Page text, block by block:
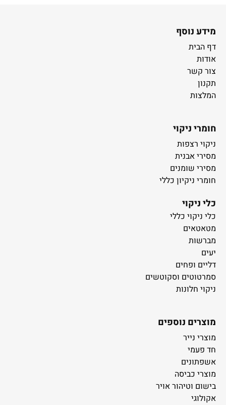
מידע נוסף
דף הבית
אודות
צור קשר
תקנון
המלצות
חומרי ניקוי
ניקוי רצפות
מסירי אבנית
מסירי שומנים
חומרי ניקיון כללי
כלי ניקוי
כלי ניקוי כללי
מטאטאים
מברשות
יעים
דליים ופחים
סמרטוטים וסקוטשים
ניקוי חלונות
מוצרים נוספים
מוצרי נייר
חד פעמי
אשפתונים
מוצרי כביסה
בישום וטיהור אויר
אקולוגי